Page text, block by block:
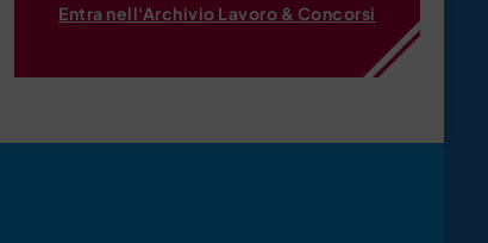
Entra nell'Archivio Lavoro & Concorsi